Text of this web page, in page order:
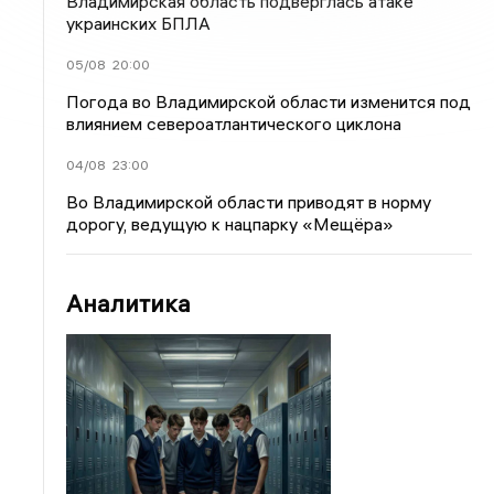
украинских БПЛА
05/08 20:00
Погода во Владимирской области изменится под
влиянием североатлантического циклона
04/08 23:00
Во Владимирской области приводят в норму
дорогу, ведущую к нацпарку «Мещёра»
Аналитика